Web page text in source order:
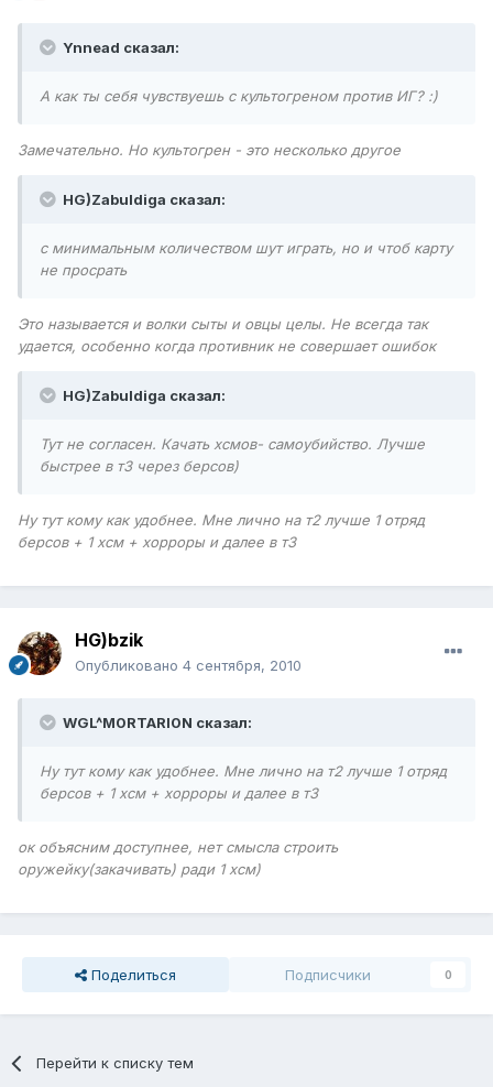
Ynnead сказал:
А как ты себя чувствуешь с культогреном против ИГ? :)
Замечательно. Но культогрен - это несколько другое
HG)Zabuldiga сказал:
с минимальным количеством шут играть, но и чтоб карту
не просрать
Это называется и волки сыты и овцы целы. Не всегда так
удается, особенно когда противник не совершает ошибок
HG)Zabuldiga сказал:
Тут не согласен. Качать хсмов- самоубийство. Лучше
быстрее в т3 через берсов)
Ну тут кому как удобнее. Мне лично на т2 лучше 1 отряд
берсов + 1 хсм + хорроры и далее в т3
HG)bzik
Опубликовано 4 сентября, 2010
WGL^M0RTARI0N сказал:
Ну тут кому как удобнее. Мне лично на т2 лучше 1 отряд
берсов + 1 хсм + хорроры и далее в т3
ок объясним доступнее, нет смысла строить
оружейку(закачивать) ради 1 хсм)
Поделиться Подписчики 0
Перейти к списку тем